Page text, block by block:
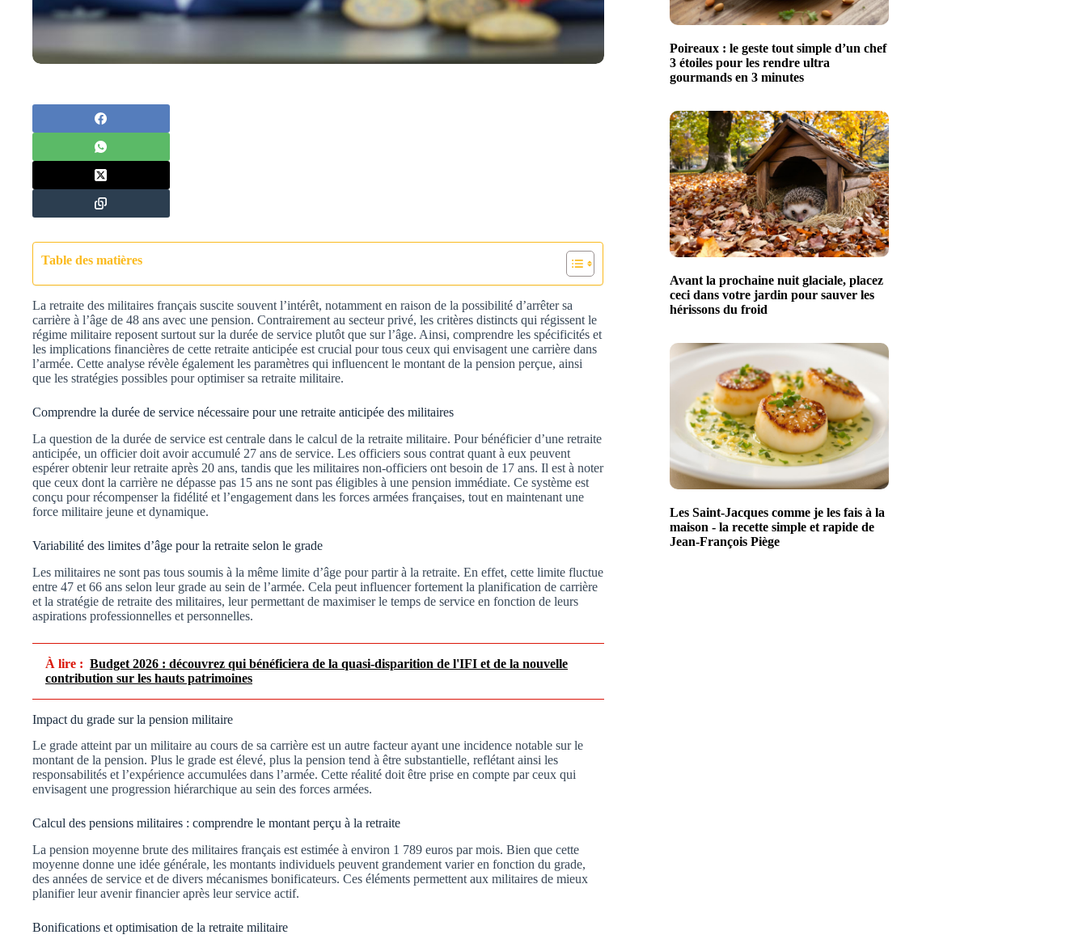
Table des matières
La retraite des militaires français suscite souvent l’intérêt, notamment en raison de la possibilité d’arrêter sa
carrière à l’âge de 48 ans avec une pension. Contrairement au secteur privé, les critères distincts qui régissent le
régime militaire reposent surtout sur la durée de service plutôt que sur l’âge. Ainsi, comprendre les spécificités et
les implications financières de cette retraite anticipée est crucial pour tous ceux qui envisagent une carrière dans
l’armée. Cette analyse révèle également les paramètres qui influencent le montant de la pension perçue, ainsi
que les stratégies possibles pour optimiser sa retraite militaire.
Comprendre la durée de service nécessaire pour une retraite anticipée des militaires
La question de la durée de service est centrale dans le calcul de la retraite militaire. Pour bénéficier d’une retraite
anticipée, un officier doit avoir accumulé 27 ans de service. Les officiers sous contrat quant à eux peuvent
espérer obtenir leur retraite après 20 ans, tandis que les militaires non-officiers ont besoin de 17 ans. Il est à noter
que ceux dont la carrière ne dépasse pas 15 ans ne sont pas éligibles à une pension immédiate. Ce système est
conçu pour récompenser la fidélité et l’engagement dans les forces armées françaises, tout en maintenant une
force militaire jeune et dynamique.
Variabilité des limites d’âge pour la retraite selon le grade
Les militaires ne sont pas tous soumis à la même limite d’âge pour partir à la retraite. En effet, cette limite fluctue
entre 47 et 66 ans selon leur grade au sein de l’armée. Cela peut influencer fortement la planification de carrière
et la stratégie de retraite des militaires, leur permettant de maximiser le temps de service en fonction de leurs
aspirations professionnelles et personnelles.
À lire : Budget 2026 : découvrez qui bénéficiera de la quasi-disparition de l'IFI et de la nouvelle
contribution sur les hauts patrimoines
Impact du grade sur la pension militaire
Le grade atteint par un militaire au cours de sa carrière est un autre facteur ayant une incidence notable sur le
montant de la pension. Plus le grade est élevé, plus la pension tend à être substantielle, reflétant ainsi les
responsabilités et l’expérience accumulées dans l’armée. Cette réalité doit être prise en compte par ceux qui
envisagent une progression hiérarchique au sein des forces armées.
Calcul des pensions militaires : comprendre le montant perçu à la retraite
La pension moyenne brute des militaires français est estimée à environ 1 789 euros par mois. Bien que cette
moyenne donne une idée générale, les montants individuels peuvent grandement varier en fonction du grade,
des années de service et de divers mécanismes bonificateurs. Ces éléments permettent aux militaires de mieux
planifier leur avenir financier après leur service actif.
Bonifications et optimisation de la retraite militaire
Poireaux : le geste tout simple d’un chef
3 étoiles pour les rendre ultra
gourmands en 3 minutes
Avant la prochaine nuit glaciale, placez
ceci dans votre jardin pour sauver les
hérissons du froid
Les Saint-Jacques comme je les fais à la
maison - la recette simple et rapide de
Jean-François Piège